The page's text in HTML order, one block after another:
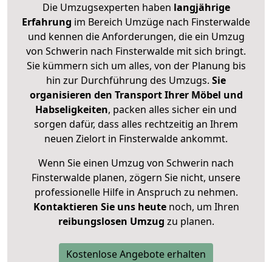
Die Umzugsexperten haben langjährige
Erfahrung im Bereich Umzüge nach Finsterwalde
und kennen die Anforderungen, die ein Umzug
von Schwerin nach Finsterwalde mit sich bringt.
Sie kümmern sich um alles, von der Planung bis
hin zur Durchführung des Umzugs. Sie
organisieren den Transport Ihrer Möbel und
Habseligkeiten, packen alles sicher ein und
sorgen dafür, dass alles rechtzeitig an Ihrem
neuen Zielort in Finsterwalde ankommt.
Wenn Sie einen Umzug von Schwerin nach
Finsterwalde planen, zögern Sie nicht, unsere
professionelle Hilfe in Anspruch zu nehmen.
Kontaktieren Sie uns heutenoch, um Ihren
reibungslosen Umzug zu planen.
Kostenlose Angebote erhalten